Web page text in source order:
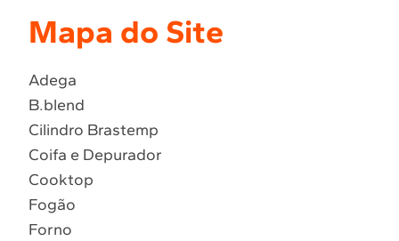
Atendimento Brastemp
2
Fogao
4 º Lava Louça
5 º Cooktop
6º Microondas Brastemp
7º Forno
8º Embutir
9º Combos
Mapa do Site
Adega
B.blend
Cilindro Brastemp
Coifa e Depurador
Cooktop
Fogão
Forno